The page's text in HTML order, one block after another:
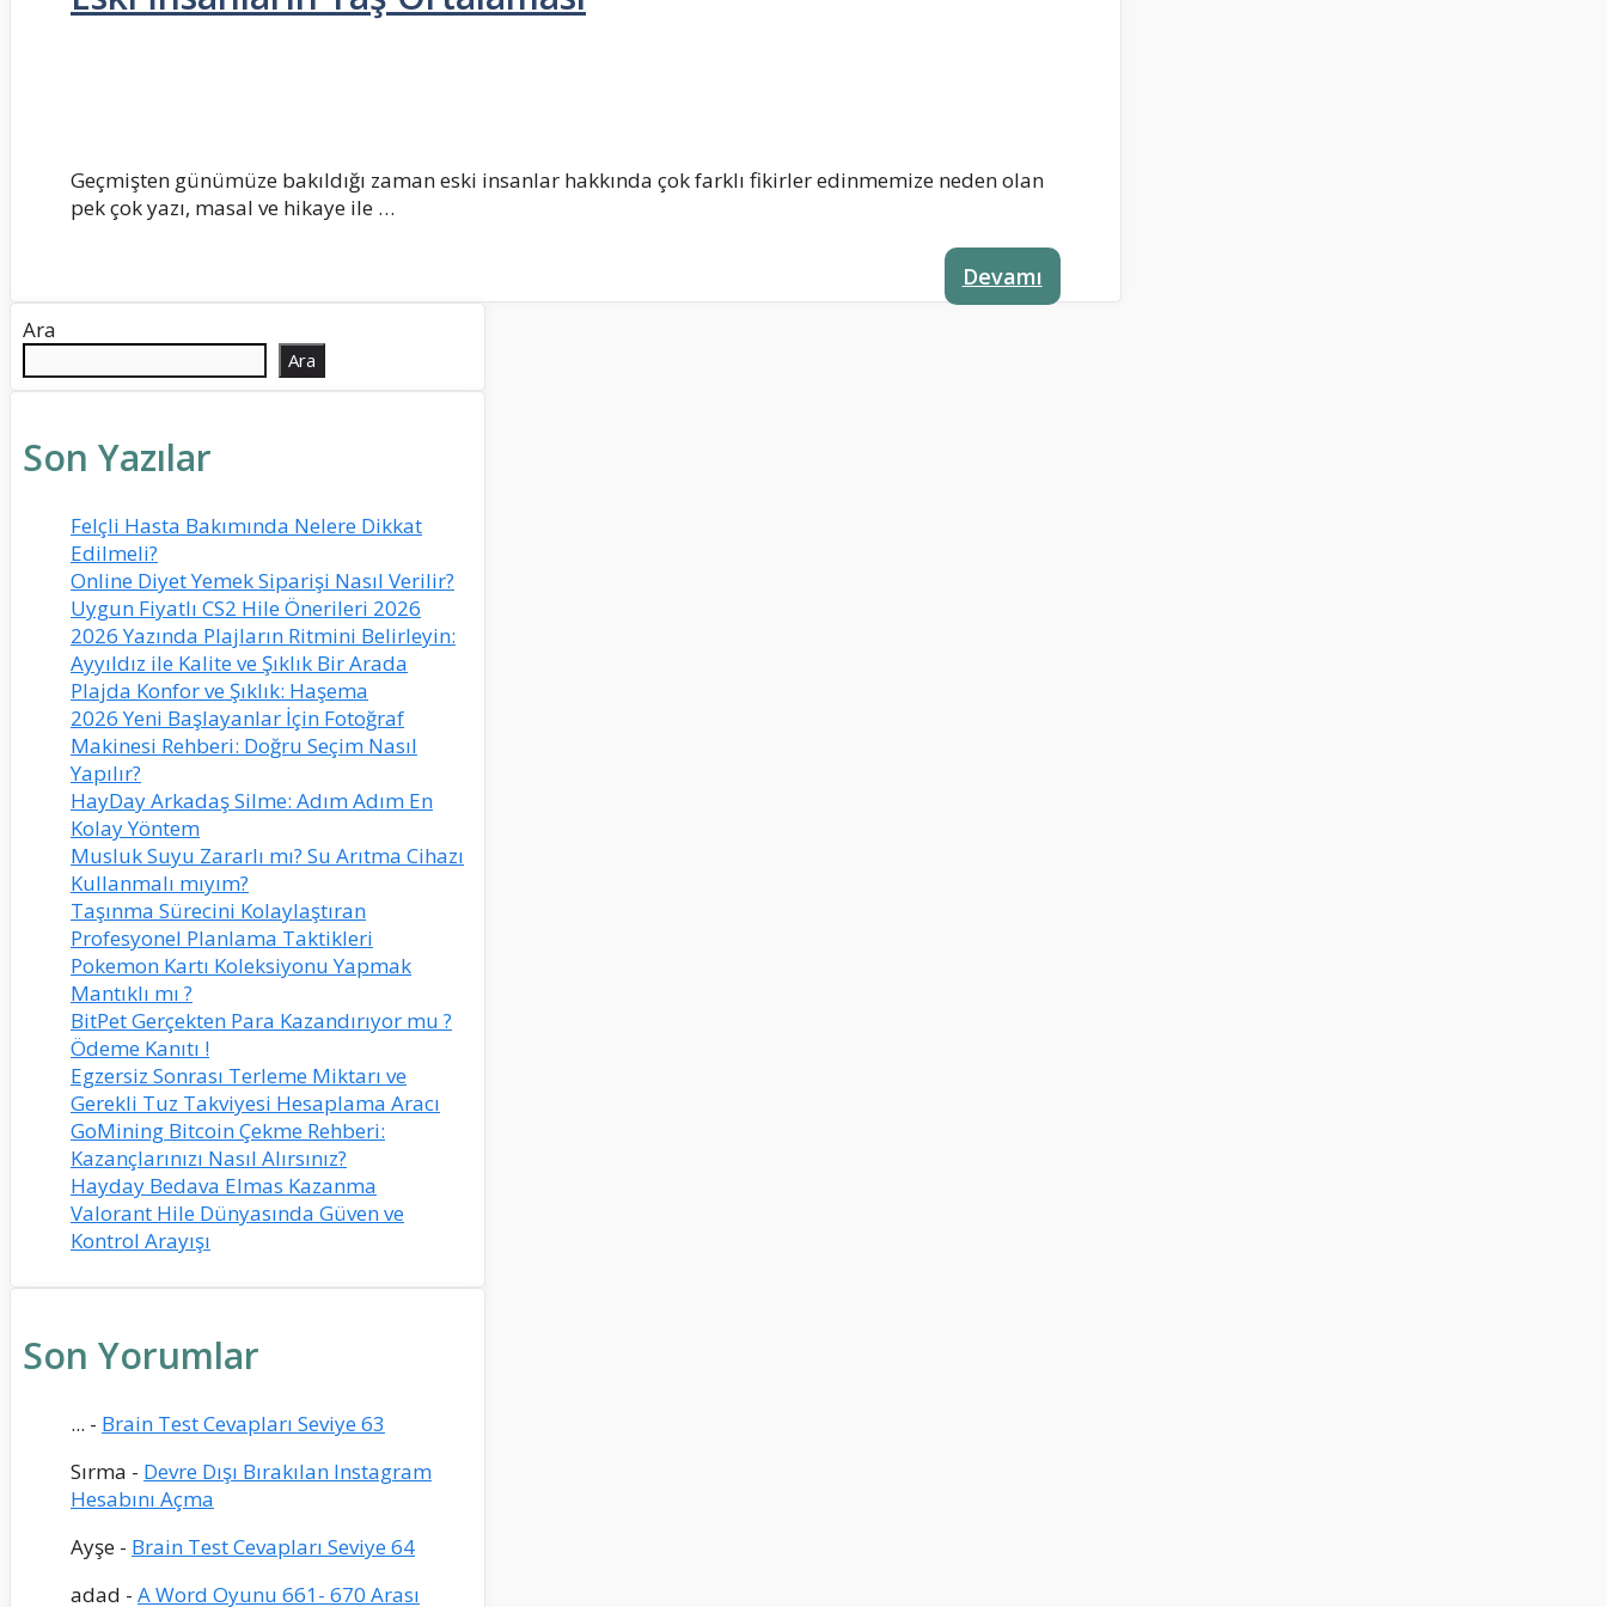
Geçmişten günümüze bakıldığı zaman eski insanlar hakkında çok farklı fikirler edinmemize neden olan
pek çok yazı, masal ve hikaye ile …
Devamı
Ara
Ara
Son Yazılar
Felçli Hasta Bakımında Nelere Dikkat
Edilmeli?
Online Diyet Yemek Siparişi Nasıl Verilir?
Uygun Fiyatlı CS2 Hile Önerileri 2026
2026 Yazında Plajların Ritmini Belirleyin:
Ayyıldız ile Kalite ve Şıklık Bir Arada
Plajda Konfor ve Şıklık: Haşema
2026 Yeni Başlayanlar İçin Fotoğraf
Makinesi Rehberi: Doğru Seçim Nasıl
Yapılır?
HayDay Arkadaş Silme: Adım Adım En
Kolay Yöntem
Musluk Suyu Zararlı mı? Su Arıtma Cihazı
Kullanmalı mıyım?
Taşınma Sürecini Kolaylaştıran
Profesyonel Planlama Taktikleri
Pokemon Kartı Koleksiyonu Yapmak
Mantıklı mı ?
BitPet Gerçekten Para Kazandırıyor mu ?
Ödeme Kanıtı !
Egzersiz Sonrası Terleme Miktarı ve
Gerekli Tuz Takviyesi Hesaplama Aracı
GoMining Bitcoin Çekme Rehberi:
Kazançlarınızı Nasıl Alırsınız?
Hayday Bedava Elmas Kazanma
Valorant Hile Dünyasında Güven ve
Kontrol Arayışı
Son Yorumlar
... - Brain Test Cevapları Seviye 63
Sırma - Devre Dışı Bırakılan Instagram
Hesabını Açma
Ayşe - Brain Test Cevapları Seviye 64
adad - A Word Oyunu 661- 670 Arası